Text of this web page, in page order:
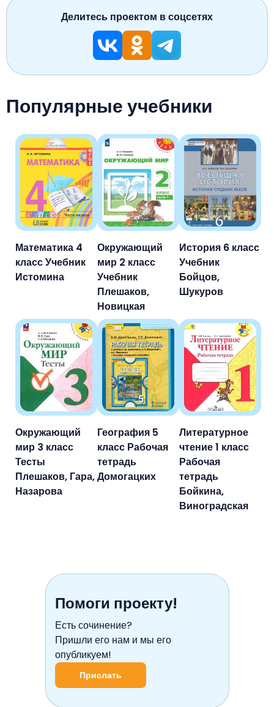
Популярные учебники
Математика 4
класс Учебник
Истомина
Окружающий
мир 2 класс
Учебник
Плешаков,
Новицкая
История 6 класс
Учебник
Бойцов,
Шукуров
Окружающий
мир 3 класс
Тесты
Плешаков, Гара,
Назарова
География 5
класс Рабочая
тетрадь
Домогацких
Литературное
чтение 1 класс
Рабочая
тетрадь
Бойкина,
Виноградская
Делитесь проектом в соцсетях
Помоги проекту!
Есть сочинение?
Пришли его нам и мы его
опубликуем!
Прислать